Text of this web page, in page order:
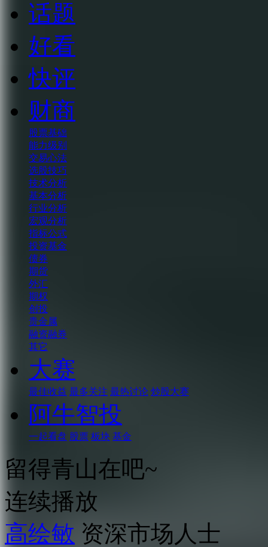
话题
好看
快评
财商
股票基础
能力级别
交易心法
选股技巧
技术分析
基本分析
行业分析
宏观分析
指标公式
投资基金
债券
期货
外汇
期权
创投
贵金属
融资融券
其它
大赛
最佳收益 最多关注 最热讨论 炒股大赛
阿牛智投
一起看盘 股票 板块 基金
留得青山在吧~
连续播放
高绘敏 资深市场人士